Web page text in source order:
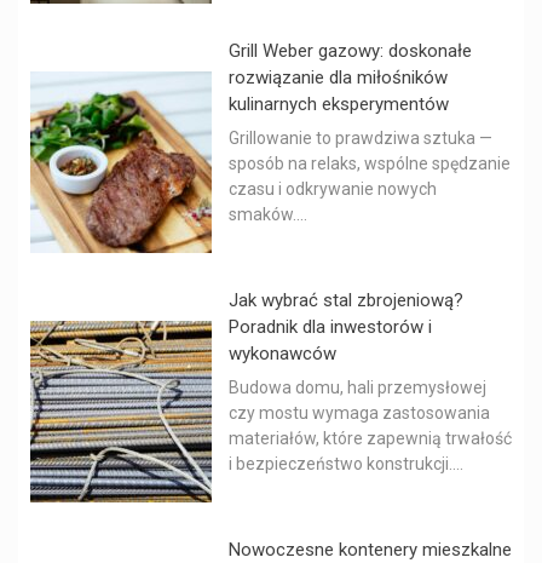
Grill Weber gazowy: doskonałe
rozwiązanie dla miłośników
kulinarnych eksperymentów
Grillowanie to prawdziwa sztuka —
sposób na relaks, wspólne spędzanie
czasu i odkrywanie nowych
smaków....
Jak wybrać stal zbrojeniową?
Poradnik dla inwestorów i
wykonawców
Budowa domu, hali przemysłowej
czy mostu wymaga zastosowania
materiałów, które zapewnią trwałość
i bezpieczeństwo konstrukcji....
Nowoczesne kontenery mieszkalne